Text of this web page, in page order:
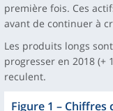
première fois. Ces
avant de continuer à
Les produits longs
progresser en 2018 (+
reculent.
Figure 1 – Chiffres